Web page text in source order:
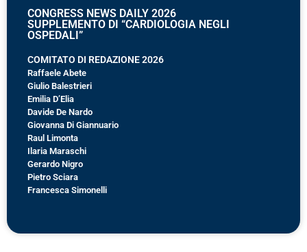
CONGRESS NEWS DAILY 2026
SUPPLEMENTO DI “CARDIOLOGIA NEGLI
OSPEDALI”
COMITATO DI REDAZIONE 2026
Raffaele Abete
Giulio Balestrieri
Emilia D’Elia
Davide De Nardo
Giovanna Di Giannuario
Raul Limonta
Ilaria Maraschi
Gerardo Nigro
Pietro Sciara
Francesca Simonelli